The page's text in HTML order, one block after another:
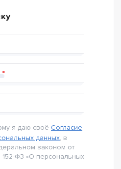
я даю своё Согласие
данных, в
законом от
Ф3 «О персональных